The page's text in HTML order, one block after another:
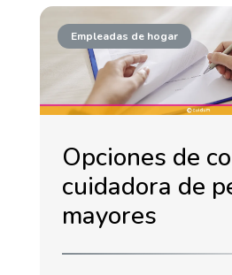
Empleadas de hogar
Opciones de
cuidadora de
mayores